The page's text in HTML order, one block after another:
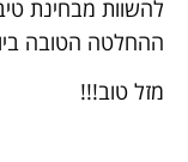
להשוות מבחינת
ההחלטה הטובה
מזל טוב!!!